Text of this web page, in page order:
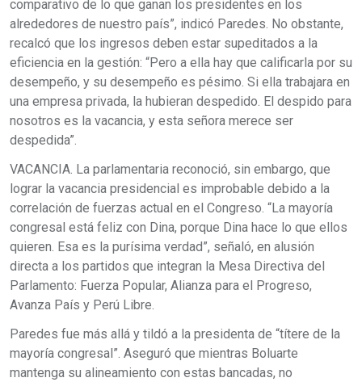
comparativo de lo que ganan los presidentes en los
alrededores de nuestro país”, indicó Paredes. No obstante,
recalcó que los ingresos deben estar supeditados a la
eficiencia en la gestión: “Pero a ella hay que calificarla por su
desempeño, y su desempeño es pésimo. Si ella trabajara en
una empresa privada, la hubieran despedido. El despido para
nosotros es la vacancia, y esta señora merece ser
despedida”.
VACANCIA. La parlamentaria reconoció, sin embargo, que
lograr la vacancia presidencial es improbable debido a la
correlación de fuerzas actual en el Congreso. “La mayoría
congresal está feliz con Dina, porque Dina hace lo que ellos
quieren. Esa es la purísima verdad”, señaló, en alusión
directa a los partidos que integran la Mesa Directiva del
Parlamento: Fuerza Popular, Alianza para el Progreso,
Avanza País y Perú Libre.
Paredes fue más allá y tildó a la presidenta de “títere de la
mayoría congresal”. Aseguró que mientras Boluarte
mantenga su alineamiento con estas bancadas, no